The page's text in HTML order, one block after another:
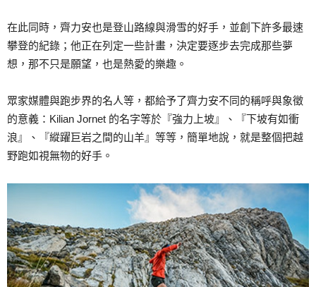
在此同時，齊力安也是登山路線與滑雪的好手，並創下許多最速
攀登的紀錄；他正在列定一些計畫，決定要逐步去完成那些夢
想，那不只是願望，也是熱愛的樂趣。
眾家媒體與跑步界的名人等，都給予了齊力安不同的稱呼與象徵
的意義：Kilian Jornet 的名字等於『強力上坡』、『下坡有如衝
浪』、『縱躍巨岩之間的山羊』等等，簡單地說，就是整個把越
野跑如視無物的好手。